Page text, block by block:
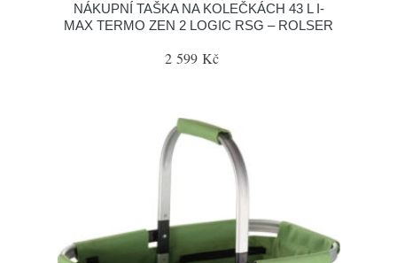
NÁKUPNÍ TAŠKA NA KOLEČKÁCH 43 L I-
MAX TERMO ZEN 2 LOGIC RSG – ROLSER
2 599 Kč